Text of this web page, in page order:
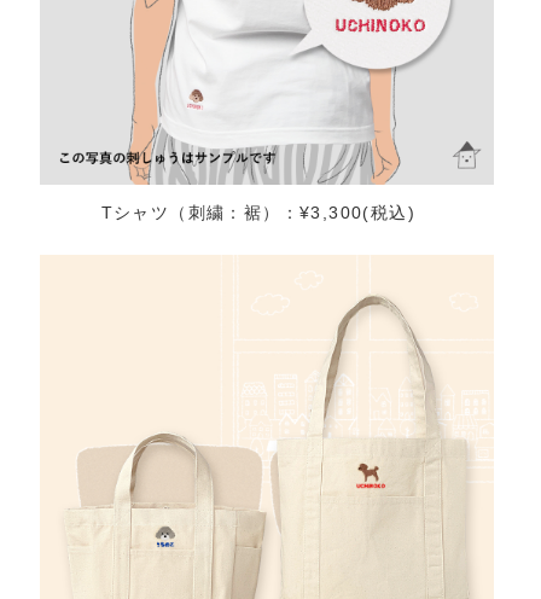
Tシャツ（刺繍：裾）：¥3,300(税込)